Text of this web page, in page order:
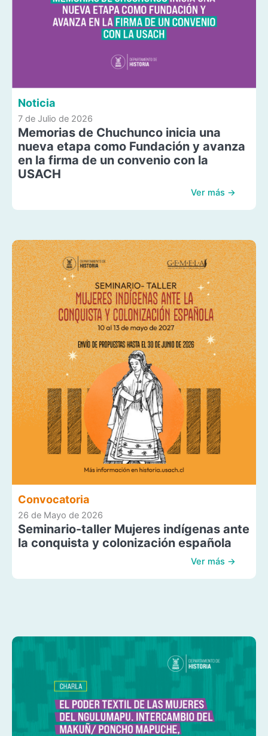
Noticia
7 de Julio de 2026
Memorias de Chuchunco inicia una
nueva etapa como Fundación y avanza
en la firma de un convenio con la
USACH
Ver más →
Convocatoria
26 de Mayo de 2026
Seminario-taller Mujeres indígenas ante
la conquista y colonización española
Ver más →